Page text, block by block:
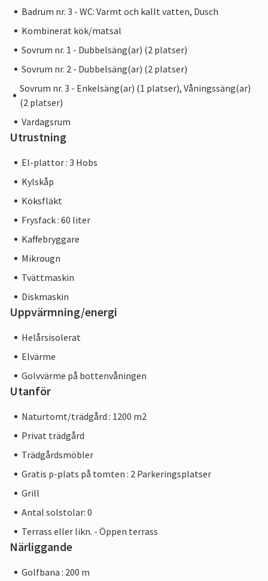
Badrum nr. 3 - WC: Varmt och kallt vatten, Dusch
Kombinerat kök/matsal
Sovrum nr. 1 - Dubbelsäng(ar) (2 platser)
Sovrum nr. 2 - Dubbelsäng(ar) (2 platser)
Sovrum nr. 3 - Enkelsäng(ar) (1 platser), Våningssäng(ar)
(2 platser)
Vardagsrum
Utrustning
El-plattor : 3 Hobs
Kylskåp
Köksfläkt
Frysfack : 60 liter
Kaffebryggare
Mikrougn
Tvättmaskin
Diskmaskin
Uppvärmning/energi
Helårsisolerat
Elvärme
Golvvärme på bottenvåningen
Utanför
Naturtomt/trädgård : 1200 m2
Privat trädgård
Trädgårdsmöbler
Gratis p-plats på tomten : 2 Parkeringsplatser
Grill
Antal solstolar: 0
Terrass eller likn. - Öppen terrass
Närliggande
Golfbana : 200 m